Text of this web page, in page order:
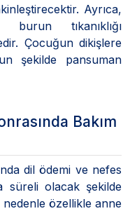
Ayrıca,
burun tıkanıklığı
Çocuğun dikişlere
şekilde pansuman
Bakım
dil ödemi ve nefes
süreli olacak şekilde
özellikle anne